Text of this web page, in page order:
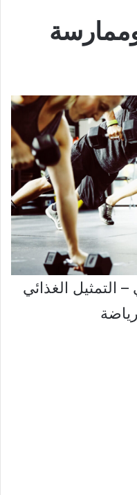
وممارسة
التمثيل الغذائي